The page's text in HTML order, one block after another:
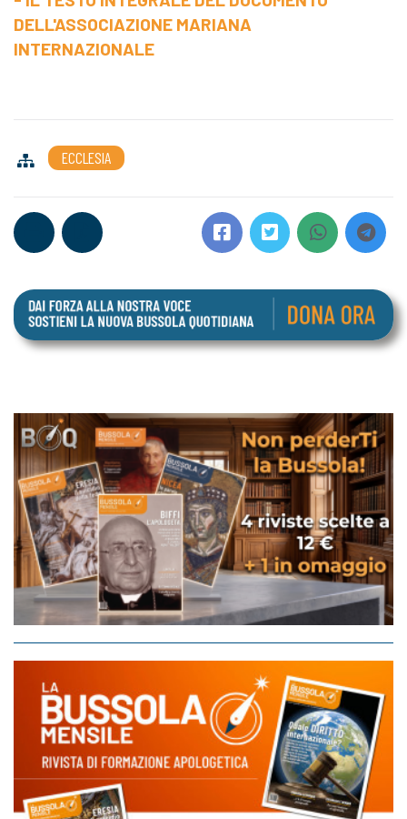
DELL'ASSOCIAZIONE MARIANA
INTERNAZIONALE
ECCLESIA